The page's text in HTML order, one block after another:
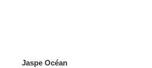
Jaspe Océan